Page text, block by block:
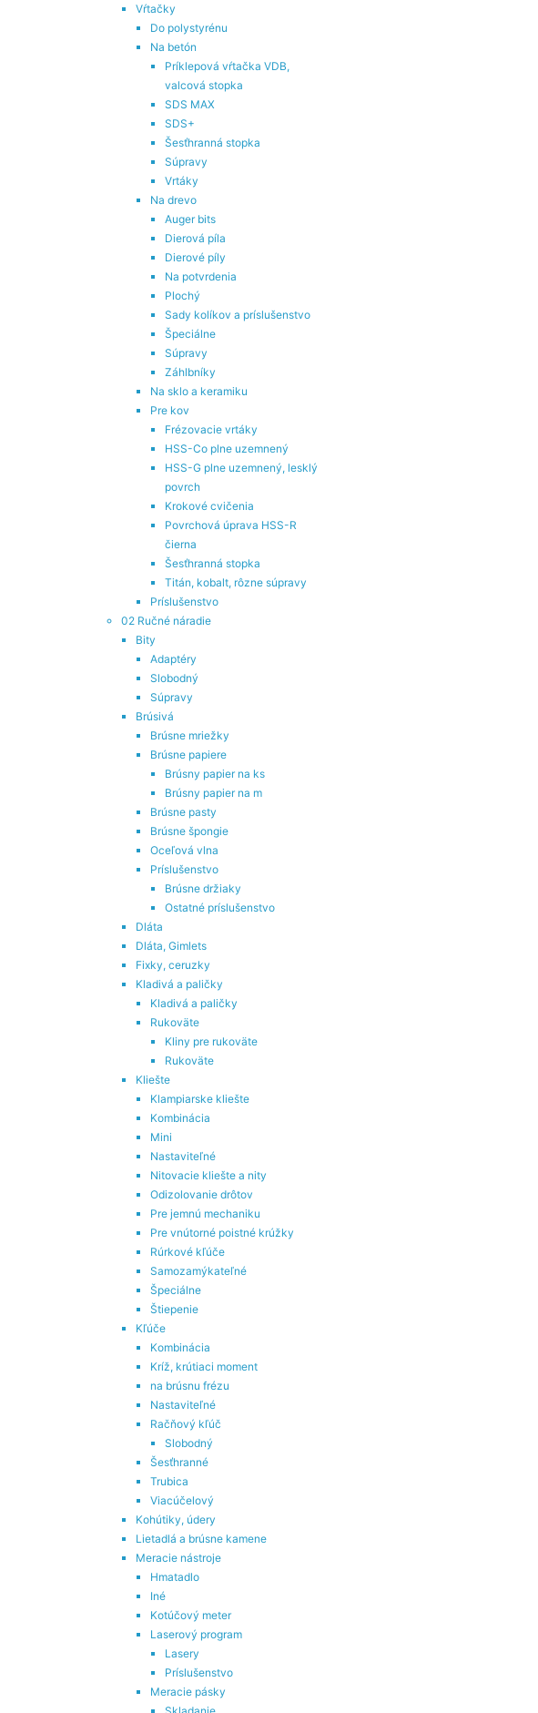
Vŕtačky
Do polystyrénu
Na betón
Príklepová vŕtačka VDB,
valcová stopka
SDS MAX
SDS+
Šesťhranná stopka
Súpravy
Vrtáky
Na drevo
Auger bits
Dierová píla
Dierové píly
Na potvrdenia
Plochý
Sady kolíkov a príslušenstvo
Špeciálne
Súpravy
Záhlbníky
Na sklo a keramiku
Pre kov
Frézovacie vrtáky
HSS-Co plne uzemnený
HSS-G plne uzemnený, lesklý
povrch
Krokové cvičenia
Povrchová úprava HSS-R
čierna
Šesťhranná stopka
Titán, kobalt, rôzne súpravy
Príslušenstvo
02 Ručné náradie
Bity
Adaptéry
Slobodný
Súpravy
Brúsivá
Brúsne mriežky
Brúsne papiere
Brúsny papier na ks
Brúsny papier na m
Brúsne pasty
Brúsne špongie
Oceľová vlna
Príslušenstvo
Brúsne držiaky
Ostatné príslušenstvo
Dláta
Dláta, Gimlets
Fixky, ceruzky
Kladivá a paličky
Kladivá a paličky
Rukoväte
Kliny pre rukoväte
Rukoväte
Kliešte
Klampiarske kliešte
Kombinácia
Mini
Nastaviteľné
Nitovacie kliešte a nity
Odizolovanie drôtov
Pre jemnú mechaniku
Pre vnútorné poistné krúžky
Rúrkové kľúče
Samozamýkateľné
Špeciálne
Štiepenie
Kľúče
Kombinácia
Kríž, krútiaci moment
na brúsnu frézu
Nastaviteľné
Račňový kľúč
Slobodný
Šesťhranné
Trubica
Viacúčelový
Kohútiky, údery
Lietadlá a brúsne kamene
Meracie nástroje
Hmatadlo
Iné
Kotúčový meter
Laserový program
Lasery
Príslušenstvo
Meracie pásky